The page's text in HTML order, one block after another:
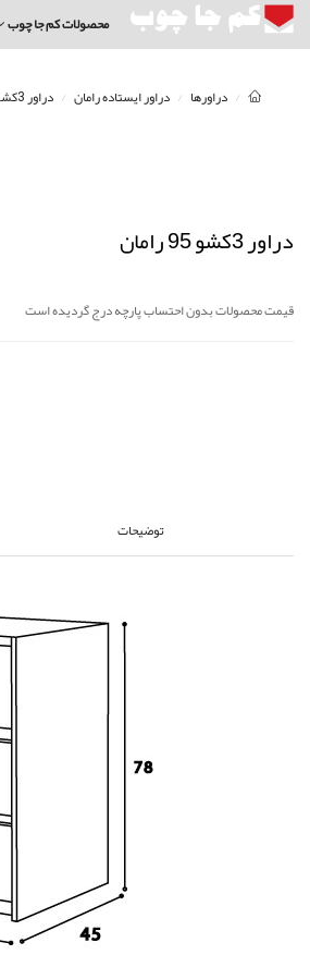
محصولات کم جا چوب
دراورها دراور ایستاده رامان دراور 3کشو 95 رامان
دراور 3کشو 95 رامان
قیمت محصولات بدون احتساب پارچه درج گردیده است
توضیحات